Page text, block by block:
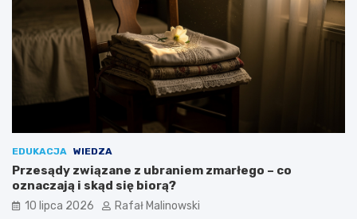
EDUKACJA WIEDZA
Przesądy związane z ubraniem zmarłego – co
oznaczają i skąd się biorą?
10 lipca 2026 Rafał Malinowski